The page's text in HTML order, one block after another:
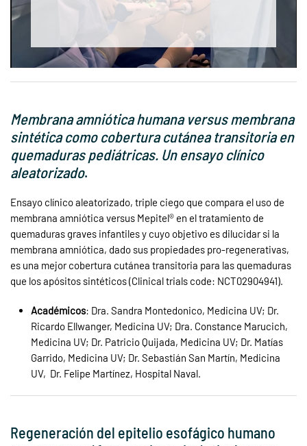
Membrana amniótica humana versus membrana
sintética como cobertura cutánea transitoria en
quemaduras pediátricas. Un ensayo clínico
aleatorizado.
Ensayo clínico aleatorizado, triple ciego que compara el uso de
membrana amniótica versus Mepitel® en el tratamiento de
quemaduras graves infantiles y cuyo objetivo es dilucidar si la
membrana amniótica, dado sus propiedades pro-regenerativas,
es una mejor cobertura cutánea transitoria para las quemaduras
que los apósitos sintéticos (Clinical trials code: NCT02904941).
Académicos: Dra. Sandra Montedonico, Medicina UV; Dr.
Ricardo Ellwanger, Medicina UV; Dra. Constance Marucich,
Medicina UV; Dr. Patricio Quijada, Medicina UV; Dr. Matías
Garrido, Medicina UV; Dr. Sebastián San Martín, Medicina
UV, Dr. Felipe Martínez, Hospital Naval.
Regeneración del epitelio esofágico humano